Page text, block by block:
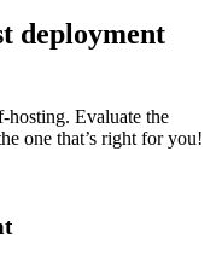
deployment
Evaluate the
one that’s right for you!